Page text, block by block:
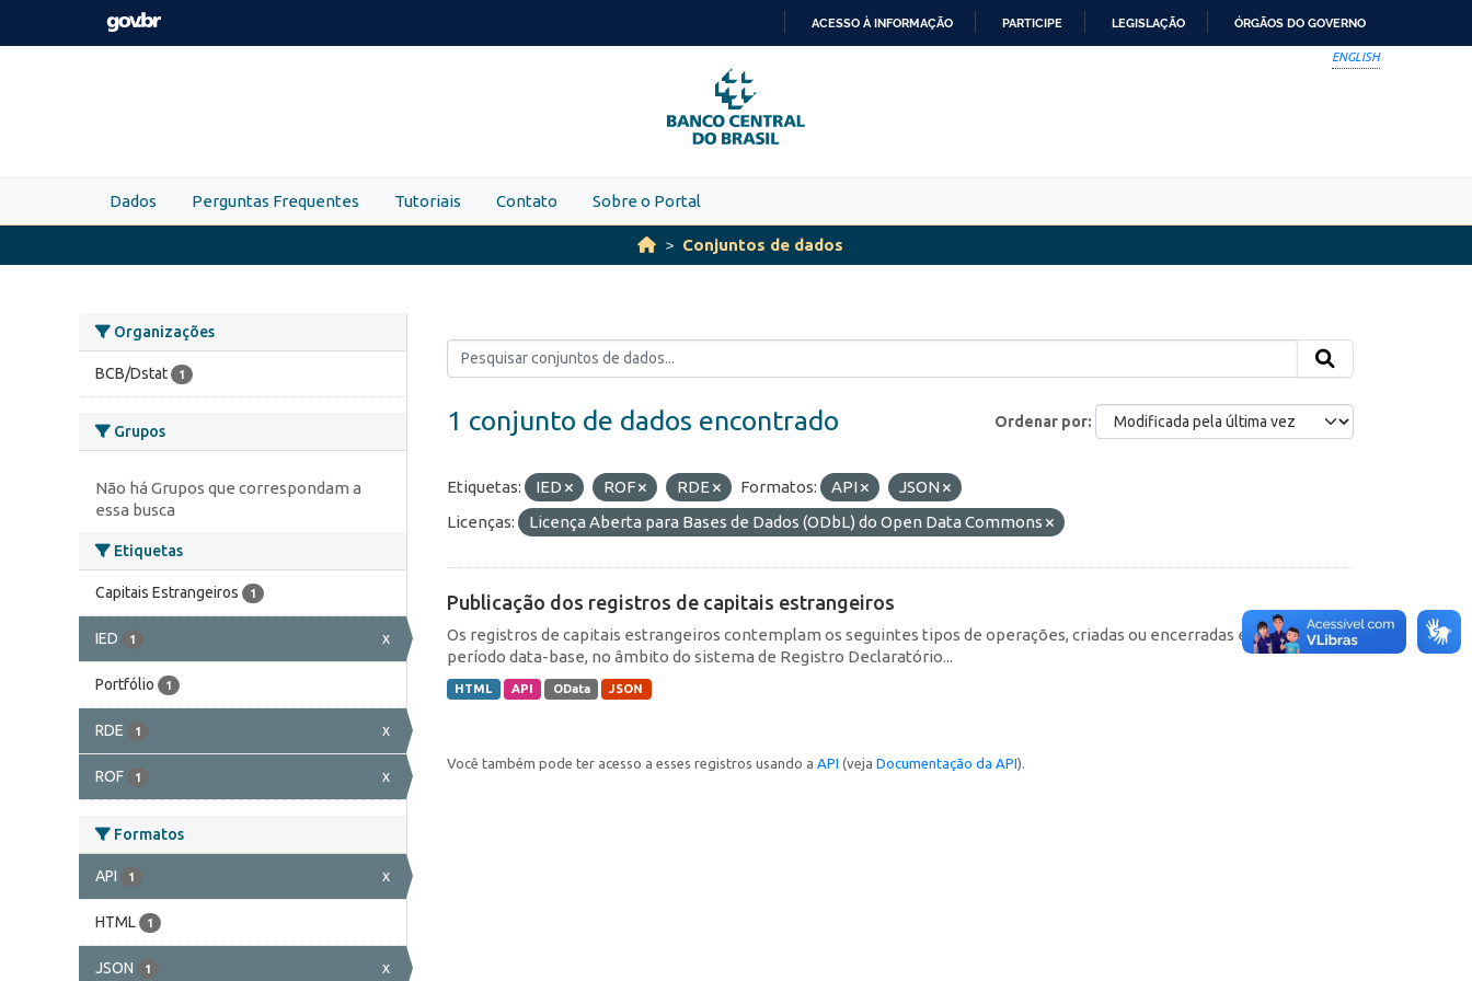
Skip to main content
PARA
O
CONTEÚDO
ACESSO À INFORMAÇÃO PARTICIPE LEGISLAÇÃO ÓRGÃOS DO GOVERNO
ENGLISH
Dados Perguntas Frequentes Tutoriais Contato Sobre o Portal
Conjuntos de dados
Organizações
BCB/Dstat 1
Grupos
Não há Grupos que correspondam a
essa busca
Etiquetas
Capitais Estrangeiros 1
IED 1 x
Portfólio 1
RDE 1 x
ROF 1 x
Formatos
API 1 x
HTML 1
JSON 1 x
Ordenar por
1 conjunto de dados encontrado
Etiquetas: IED ROF RDE Formatos: API
JSON
Licenças:
Licença Aberta para Bases de Dados (ODbL) do Open Data Commons
Publicação dos registros de capitais estrangeiros
Os registros de capitais estrangeiros contemplam os seguintes tipos de operações, criadas ou encerradas em cada
período data-base, no âmbito do sistema de Registro Declaratório...
HTML API OData JSON
Você também pode ter acesso a esses registros usando a API (veja Documentação da API).